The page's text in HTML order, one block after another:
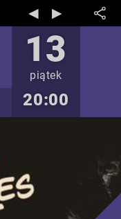
◀︎ ▶︎
13
piątek
20:00